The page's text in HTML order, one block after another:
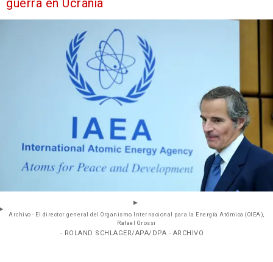
Archivo - El director general del Organismo Internacional para la Energía Atómica (OIEA),
Rafael Grossi
- ROLAND SCHLAGER/APA/DPA - ARCHIVO